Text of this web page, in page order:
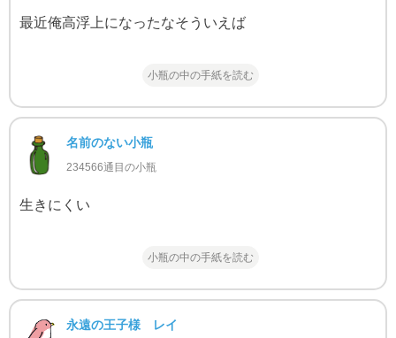
最近俺高浮上になったなそういえば
小瓶の中の手紙を読む
名前のない小瓶
234566通目の小瓶
生きにくい
小瓶の中の手紙を読む
永遠の王子様 レイ